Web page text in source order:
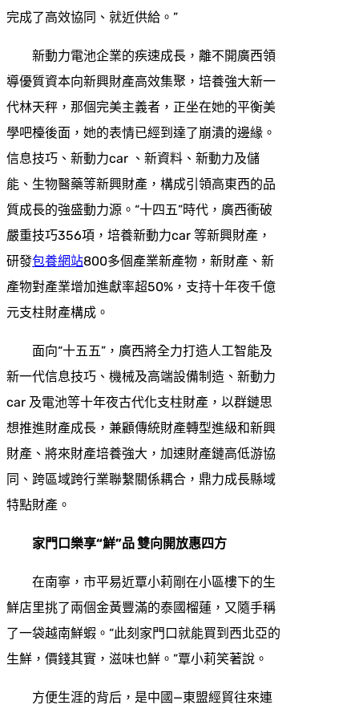
完成了高效協同、就近供給。”
新動力電池企業的疾速成長，離不開廣西領
導優質資本向新興財產高效集聚，培養強大新一
代林天秤，那個完美主義者，正坐在她的平衡美
學吧檯後面，她的表情已經到達了崩潰的邊緣。
信息技巧、新動力car 、新資料、新動力及儲
能、生物醫藥等新興財產，構成引領高東西的品
質成長的強盛動力源。“十四五”時代，廣西衝破
嚴重技巧356項，培養新動力car 等新興財產，
研發包養網站800多個產業新產物，新財產、新
產物對產業增加進獻率超50%，支持十年夜千億
元支柱財產構成。
面向“十五五”，廣西將全力打造人工智能及
新一代信息技巧、機械及高端設備制造、新動力
car 及電池等十年夜古代化支柱財產，以群鏈思
想推進財產成長，兼顧傳統財產轉型進級和新興
財產、將來財產培養強大，加速財產鏈高低游協
同、跨區域跨行業聯繫關係耦合，鼎力成長縣域
特點財產。
家門口樂享“鮮”品 雙向開放惠四方
在南寧，市平易近覃小莉剛在小區樓下的生
鮮店里挑了兩個金黃豐滿的泰國榴蓮，又隨手稱
了一袋越南鮮蝦。“此刻家門口就能買到西北亞的
生鮮，價錢其實，滋味也鮮。”覃小莉笑著說。
方便生涯的背后，是中國—東盟經貿往來連